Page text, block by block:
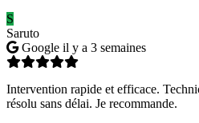
S
Saruto
Google il y a 3 semaines
Intervention rapide et efficace.
résolu sans délai. Je recommande.